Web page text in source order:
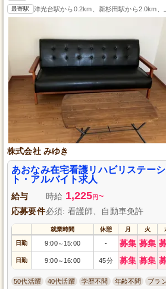
最寄駅 洋光台駅から0.2km、新杉田駅から2.0km、
株式会社 みゆき
あおなみ在宅看護リハビリステー
ト・アルバイト求人
給与 時給 1,225円 ~
応募要件必須: 看護師、自動車免許
就業時間 休憩 月 火
日勤 9:00～ 15:00 - 募集 募集
日勤 9:00～ 16:00 45分 募集 募集
50代活躍 40代活躍 学歴不問 年齢不問 ブラ